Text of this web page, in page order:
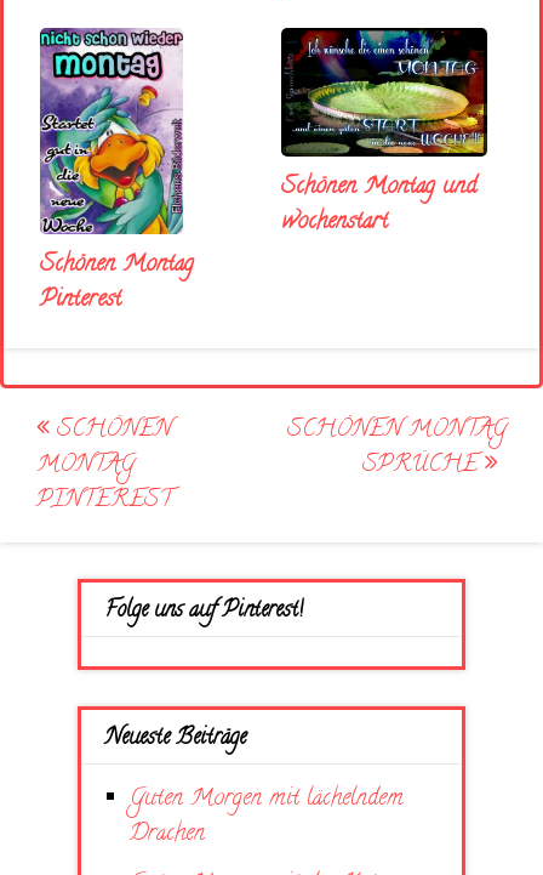
Schönen Montag
Pinterest
Schönen Montag und
wochenstart
Post
navigation
SCHÖNEN
MONTAG
PINTEREST
SCHÖNEN MONTAG
SPRÜCHE
Folge uns auf Pinterest!
Neueste Beiträge
Guten Morgen mit lächelndem
Drachen